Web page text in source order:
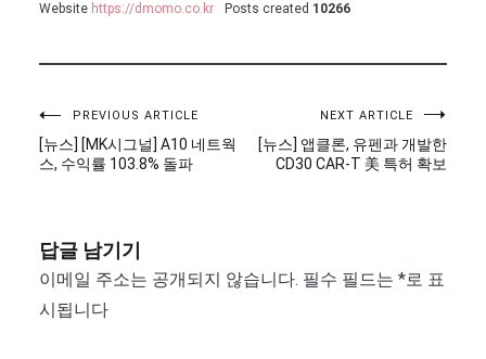
Website https://dmomo.co.kr Posts created 10266
글
탐
PREVIOUS ARTICLE
[뉴스] [MK시그널] A10 네트웍
스, 수익률 103.8% 돌파
NEXT ARTICLE
[뉴스] 앱클론, 유펜과 개발한
CD30 CAR-T 美 특허 확보
답글 남기기
이메일 주소는 공개되지 않습니다. 필수 필드는 *로 표
시됩니다